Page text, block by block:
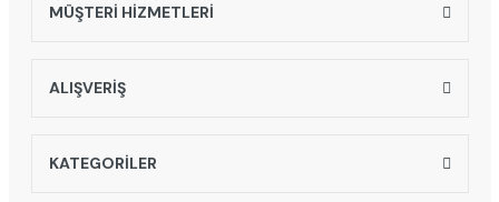
MÜŞTERİ HİZMETLERİ
ALIŞVERİŞ
KATEGORİLER